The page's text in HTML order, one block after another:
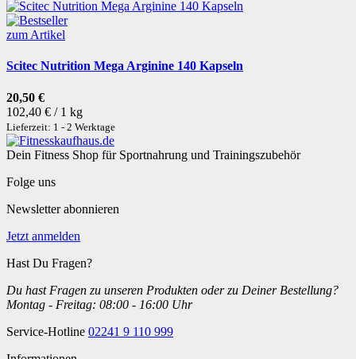
zum Artikel
Scitec Nutrition Mega Arginine 140 Kapseln
20,50 €
102,40 € / 1 kg
Lieferzeit: 1 - 2 Werktage
Dein Fitness Shop für Sportnahrung und Trainingszubehör
Folge uns
Newsletter abonnieren
Jetzt anmelden
Hast Du Fragen?
Du hast Fragen zu unseren Produkten oder zu Deiner Bestellung?
Montag - Freitag: 08:00 - 16:00 Uhr
Service-Hotline 02241 9 110 999